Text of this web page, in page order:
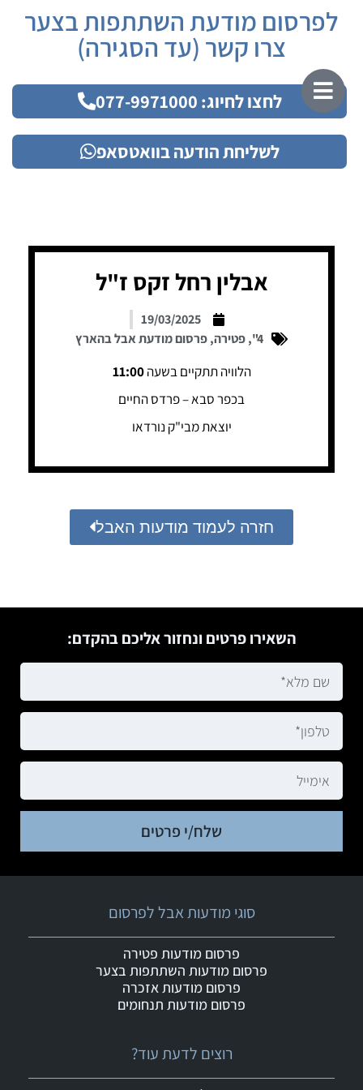
לפרסום מודעת השתתפות בצער
צרו קשר (עד הסגירה)
לחצו לחיוג: 077-9971000
לשליחת הודעה בוואטסאפ
אבלין רחל זקס ז"ל
19/03/2025
4"
,פטירה,פרסום מודעת אבל בהארץ
הלוויה תתקיים בשעה11:00
בכפר סבא – פרדס החיים
יוצאת מבי"ק נורדאו
חזרה לעמוד מודעות האבל
השאירו פרטים ונחזור אליכם בהקדם:
שלח/י פרטים
רוצים לדעת עוד?
סוגי מודעות אבל לפרסום
פרסום מודעות פטירה
פרסום מודעות השתתפות בצער
פרסום מודעות אזכרה
פרסום מודעות תנחומים